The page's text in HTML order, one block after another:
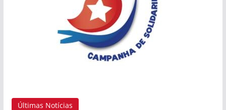
Últimas Notícias